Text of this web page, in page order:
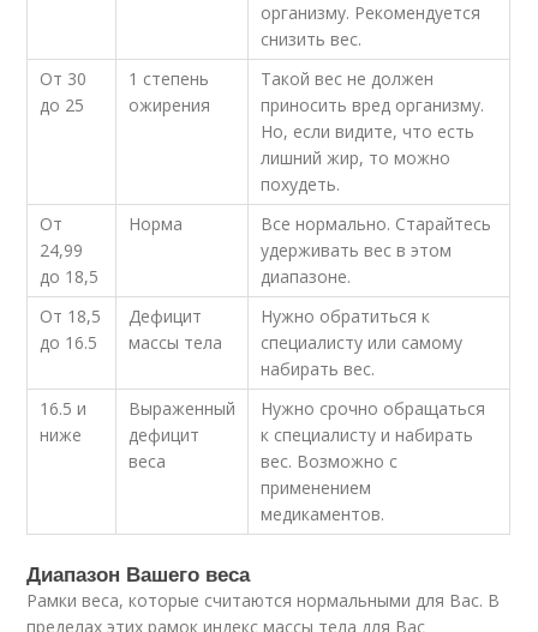
организму. Рекомендуется
снизить вес.
От 30
до 25
1 степень
ожирения
Такой вес не должен
приносить вред организму.
Но, если видите, что есть
лишний жир, то можно
похудеть.
От
24,99
до 18,5
Норма
Все нормально. Старайтесь
удерживать вес в этом
диапазоне.
От 18,5
до 16.5
Дефицит
массы тела
Нужно обратиться к
специалисту или самому
набирать вес.
16.5 и
ниже
Выраженный
дефицит
веса
Нужно срочно обращаться
к специалисту и набирать
вес. Возможно с
применением
медикаментов.
Диапазон Вашего веса
Рамки веса, которые считаются нормальными для Вас. В
пределах этих рамок индекс массы тела для Вас